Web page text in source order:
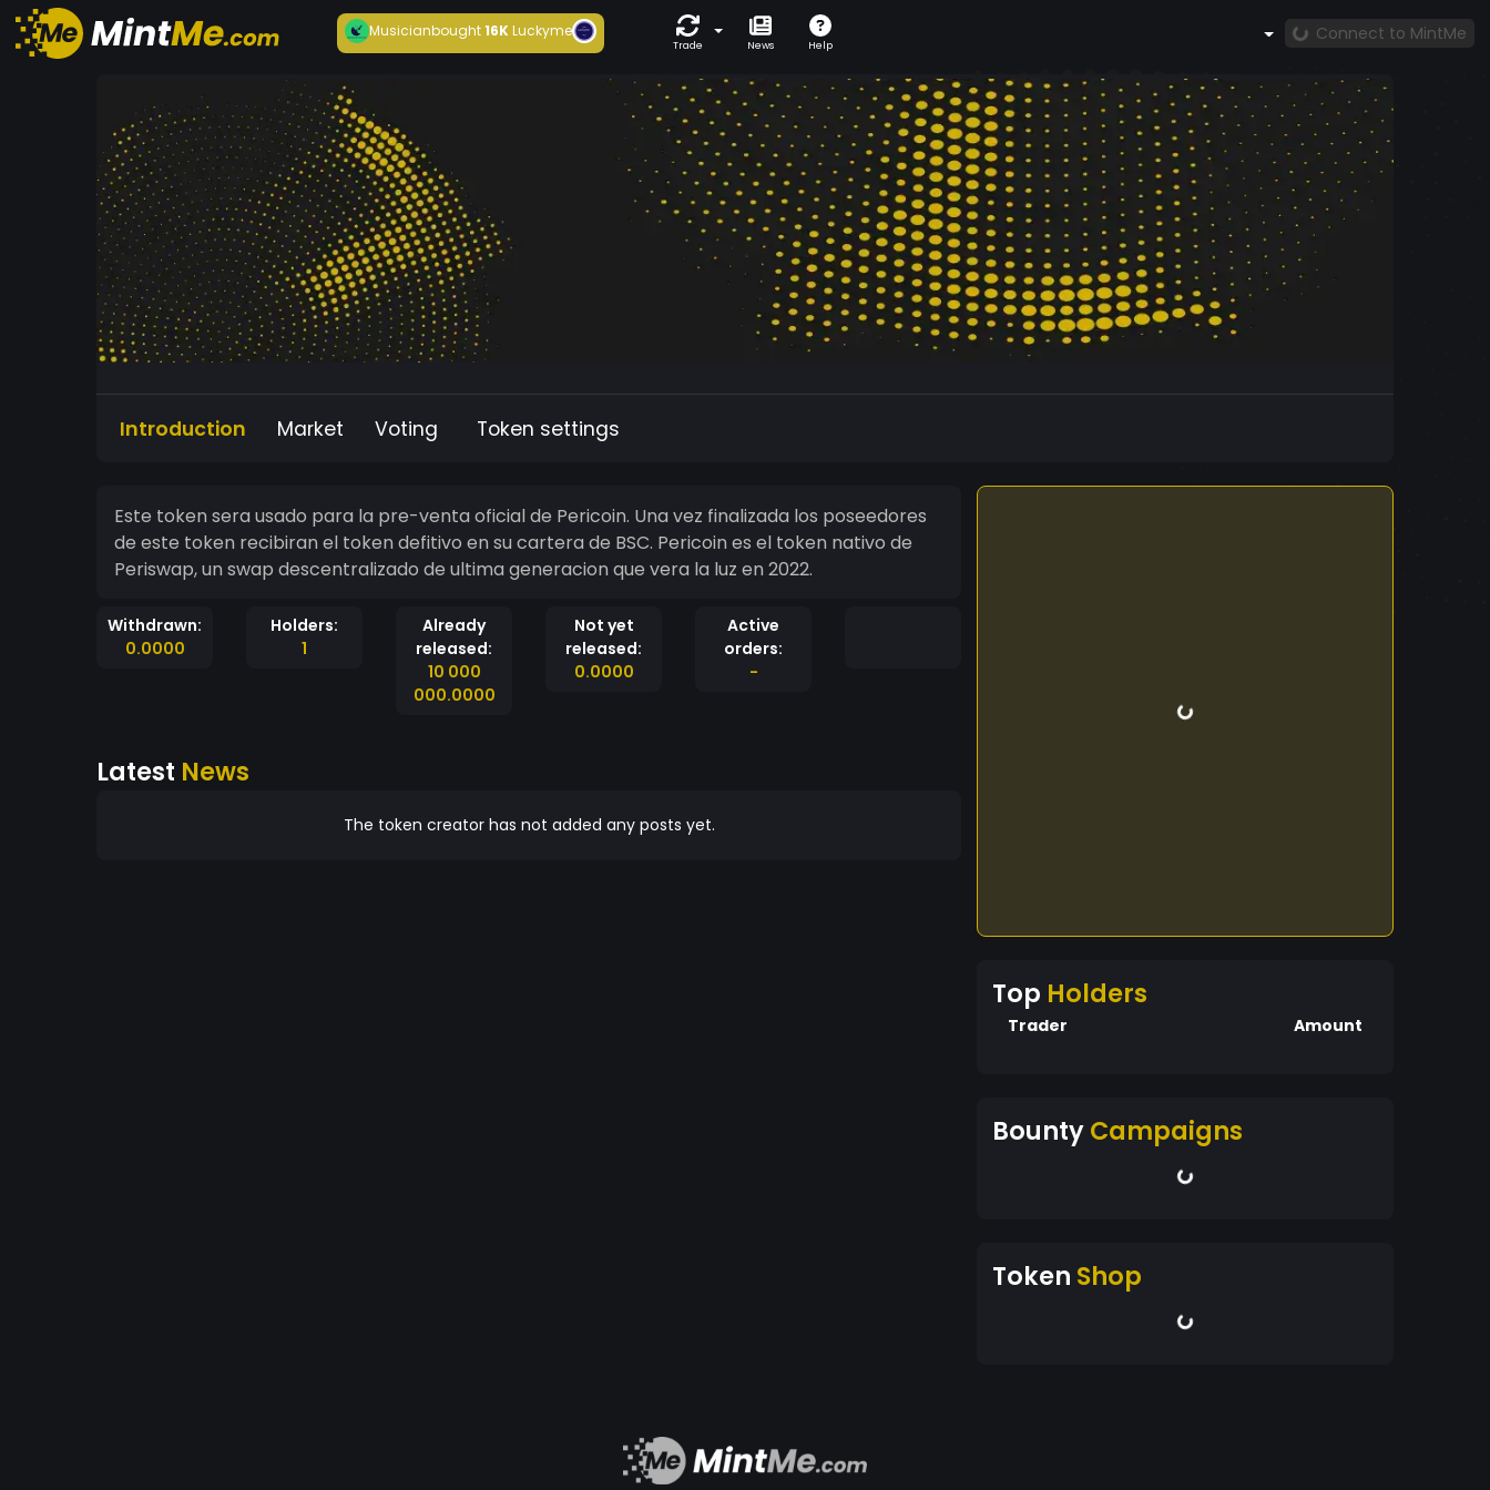
Musicianbought16KLuckyme
Trade News Help
Connect to MintMe
Introduction Market Voting Token settings
Este token sera usado para la pre-venta oficial de Pericoin. Una vez finalizada los poseedores
de este token recibiran el token defitivo en su cartera de BSC. Pericoin es el token nativo de
Periswap, un swap descentralizado de ultima generacion que vera la luz en 2022.
Withdrawn:
0.0000
Holders:
1
Already
released:
10 000
000.0000
Not yet
released:
0.0000
Active
orders:
-
Latest News
The token creator has not added any posts yet.
Top Holders
Trader Amount
BountyCampaigns
Token Shop